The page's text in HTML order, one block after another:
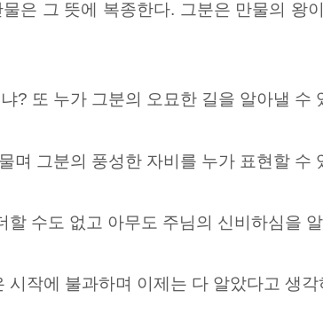
은 그 뜻에 복종한다. 그분은 만물의 왕
? 또 누가 그분의 오묘한 길을 알아낼 수
며 그분의 풍성한 자비를 누가 표현할 수
수도 없고 아무도 주님의 신비하심을
작에 불과하며 이제는 다 알았다고 생